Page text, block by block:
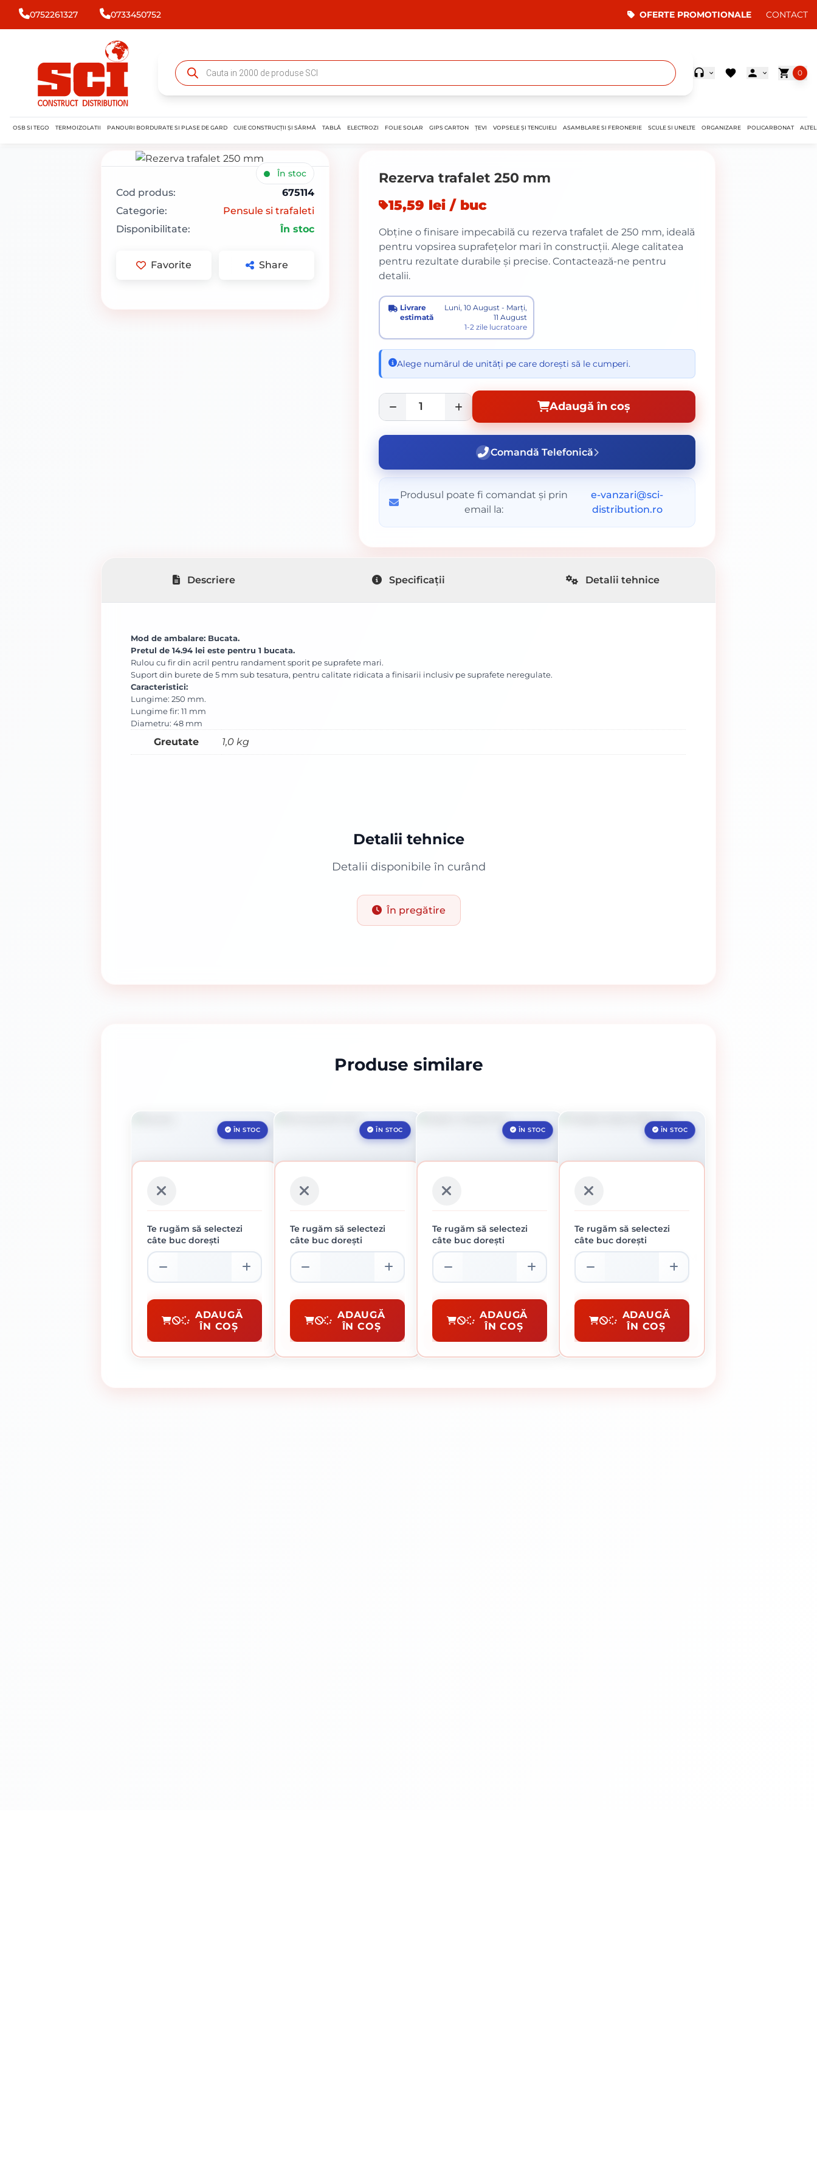
0752261327 0733450752 OFERTE PROMOTIONALE CONTACT
0
OSB SI TEGO TERMOIZOLATII PANOURI BORDURATE SI PLASE DE GARD CUIE CONSTRUCȚII ȘI SÂRMĂ TABLĂ ELECTROZI FOLIE SOLAR GIPS CARTON ȚEVI VOPSELE ȘI TENCUIELI ASAMBLARE SI FERONERIE SCULE SI UNELTE ORGANIZARE POLICARBONAT
În stoc
Cod produs:
675114
Categorie:
Pensule si trafaleti
Disponibilitate:
În stoc
Favorite Share
Rezerva trafalet 250 mm
15,59 lei / buc
Obține o finisare impecabilă cu rezerva trafalet de 250 mm, ideală
pentru vopsirea suprafețelor mari în construcții. Alege calitatea
pentru rezultate durabile și precise. Contactează-ne pentru
detalii.
Livrare
estimată
Luni, 10 August - Marți,
11 August
1-2 zile lucratoare
Alege numărul de unități pe care dorești să le cumperi.
Adaugă în coș
Comandă Telefonică
Produsul poate fi comandat și prin
email la:
e-vanzari@sci-
distribution.ro
Descriere Specificații Detalii tehnice
Mod de ambalare: Bucata.
Pretul de 14.94 lei este pentru 1 bucata.
Rulou cu fir din acril pentru randament sporit pe suprafete mari.
Suport din burete de 5 mm sub tesatura, pentru calitate ridicata a finisarii inclusiv pe suprafete neregulate.
Caracteristici:
Lungime: 250 mm.
Lungime fir: 11 mm
Diametru: 48 mm
Greutate 1,0 kg
Detalii tehnice
Detalii disponibile în curând
În pregătire
Produse similare
ÎN STOC
Unelte Uzuale Gospodărie
Te rugăm să selectezi
câte buc dorești
ADAUGĂ
ÎN COȘ
ÎN STOC
Pensule Si Trafaleti
Te rugăm să selectezi
câte buc dorești
ADAUGĂ
ÎN COȘ
ÎN STOC
Unelte Santier
Te rugăm să selectezi
câte buc dorești
ADAUGĂ
ÎN COȘ
ÎN STOC
TRAFALET BLANA 250 MM
Pensule Si Trafaleti
Te rugăm să selectezi
câte buc dorești
ADAUGĂ
ÎN COȘ